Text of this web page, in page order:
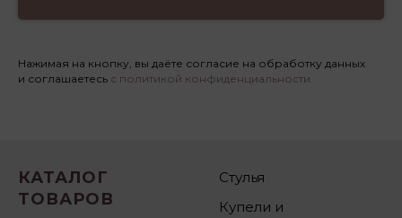
Нажимая на кнопку, вы даёте согласие на обработку данных
и соглашаетесь с политикой конфиденциальности.
КАТАЛОГ
ТОВАРОВ
Стулья
Купели и